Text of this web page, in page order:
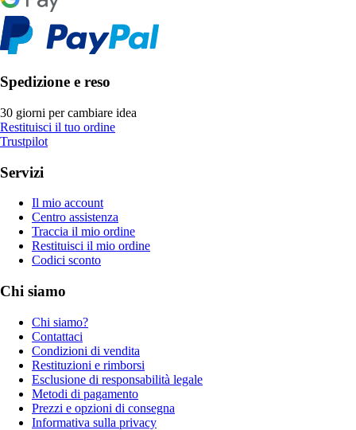
Spedizione e reso
30 giorni per cambiare idea
Restituisci il tuo ordine
Trustpilot
Servizi
Il mio account
Centro assistenza
Traccia il mio ordine
Restituisci il mio ordine
Codici sconto
Chi siamo
Chi siamo?
Contattaci
Condizioni di vendita
Restituzioni e rimborsi
Esclusione di responsabilità legale
Metodi di pagamento
Prezzi e opzioni di consegna
Informativa sulla privacy